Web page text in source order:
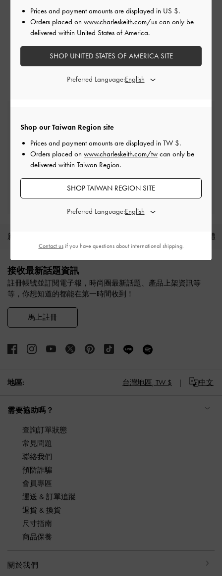
補貨商品
Imogen 厚底長靴-黑色
消費滿額*即刻享受
免費退貨
7天内的訂單
解鎖獨家優惠
只需註冊新帳號
新品上架 送禮
Site footer
接收最新話題資訊
註冊帳號並訂閱電子報，時尚圈最新話題、產品上架資訊等
等，你想知道的都能在第一時間收到！
馬上註冊
地區: 台灣地區, TW $ 中文
需要協助嗎？
查詢訂單狀態
常見問題
聯絡我們
預防詐騙
會員專區
運送 & 訂單追蹤
退貨 & 換貨
尺寸指南
商品保養
關於我們
Shop our Taiwan Region site
Prices and payment amounts are displayed in TW $.
Orders placed on www.charleskeith.com/tw can only be
delivered within Taiwan Region.
SHOP TAIWAN REGION SITE
Preferred Language:
Prices and payment amounts are displayed in US $.
Orders placed on www.charleskeith.com/us can only be
delivered within United States of America.
SHOP UNITED STATES OF AMERICA SITE
Preferred Language:
Contact usif you have questions about international shipping.